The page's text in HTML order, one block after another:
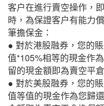
客户在進行賣空操作，
時，為保證客户有能力
筆擔保金：
● 對於港股融券，您的
值*105%相等的現金作
留的現金額即為賣空平
● 對於美股融券，您的
值等值的現金作為您歸